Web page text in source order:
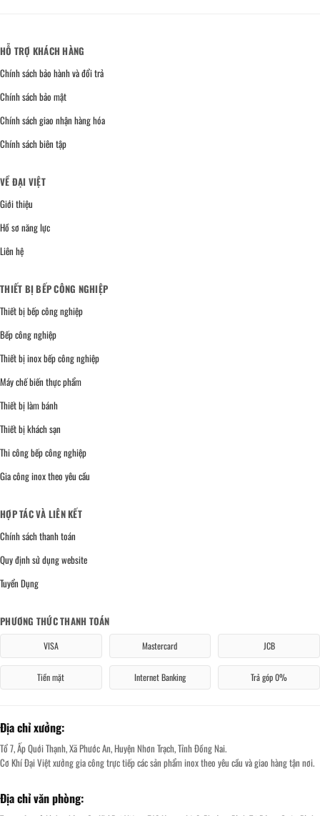
HỖ TRỢ KHÁCH HÀNG
Chính sách bảo hành và đổi trả
Chính sách bảo mật
Chính sách giao nhận hàng hóa
Chính sách biên tập
VỀ ĐẠI VIỆT
Giới thiệu
Hồ sơ năng lực
Liên hệ
THIẾT BỊ BẾP CÔNG NGHIỆP
Thiết bị bếp công nghiệp
Bếp công nghiệp
Thiết bị inox bếp công nghiệp
Máy chế biến thực phẩm
Thiết bị làm bánh
Thiết bị khách sạn
Thi công bếp công nghiệp
Gia công inox theo yêu cầu
HỢP TÁC VÀ LIÊN KẾT
Chính sách thanh toán
Quy định sử dụng website
Tuyển Dụng
PHƯƠNG THỨC THANH TOÁN
VISA Mastercard JCB
Tiền mặt Internet Banking Trả góp 0%
Địa chỉ xưởng:
Tổ 7, Ấp Quới Thạnh, Xã Phước An, Huyện Nhơn Trạch, Tỉnh Đồng Nai.
Cơ Khí Đại Việt xưởng gia công trực tiếp các sản phẩm inox theo yêu cầu và giao hàng tận nơi.
Địa chỉ văn phòng: